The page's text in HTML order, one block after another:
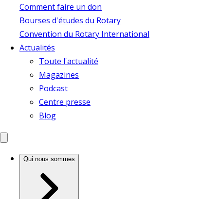
Comment faire un don
Bourses d'études du Rotary
Convention du Rotary International
Actualités
Toute l'actualité
Magazines
Podcast
Centre presse
Blog
Qui nous sommes